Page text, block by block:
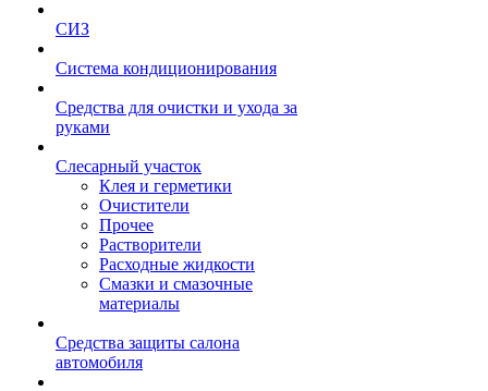
СИЗ
Система кондиционирования
Средства для очистки и ухода за
руками
Слесарный участок
Клея и герметики
Очистители
Прочее
Растворители
Расходные жидкости
Смазки и смазочные
материалы
Средства защиты салона
автомобиля